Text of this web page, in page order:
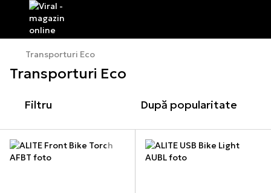
Transporturi Eco
Transporturi Eco
Filtru După popularitate